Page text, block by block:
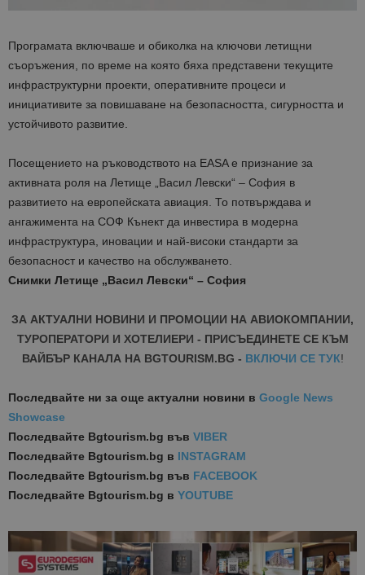
Програмата включваше и обиколка на ключови летищни
съоръжения, по време на която бяха представени текущите
инфраструктурни проекти, оперативните процеси и
инициативите за повишаване на безопасността, сигурността и
устойчивото развитие.
Посещението на ръководството на EASA е признание за
активната роля на Летище „Васил Левски“ – София в
развитието на европейската авиация. То потвърждава и
ангажимента на СОФ Кънект да инвестира в модерна
инфраструктура, иновации и най-високи стандарти за
безопасност и качество на обслужването.
Снимки Летище „Васил Левски“ – София
ЗА АКТУАЛНИ НОВИНИ И ПРОМОЦИИ НА АВИОКОМПАНИИ,
ТУРОПЕРАТОРИ И ХОТЕЛИЕРИ - ПРИСЪЕДИНЕТЕ СЕ КЪМ
ВАЙБЪР КАНАЛА НА BGTOURISM.BG - ВКЛЮЧИ СЕ ТУК!
Последвайте ни за още актуални новини в Google News
Showcase
Последвайте Bgtourism.bg във VIBER
Последвайте Bgtourism.bg в INSTAGRAM
Последвайте Bgtourism.bg във FACEBOOK
Последвайте Bgtourism.bg в YOUTUBE